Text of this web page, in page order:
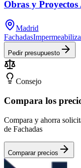
Obras y
Madrid
Fachadas
Pedir presupuesto
Consejo
Compara los
Compara y ahorra
de Fachadas
Comparar precios